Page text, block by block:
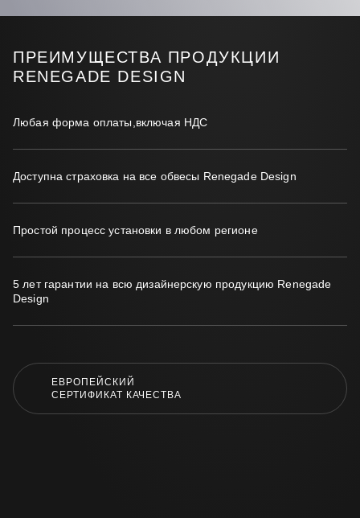
ПРЕИМУЩЕСТВА ПРОДУКЦИИ
RENEGADE DESIGN
Любая форма оплаты,включая НДС
Доступна страховка на все обвесы Renegade Design
Простой процесс установки в любом регионе
5 лет гарантии на всю дизайнерскую продукцию Renegade
Design
ЕВРОПЕЙСКИЙ
СЕРТИФИКАТ КАЧЕСТВА